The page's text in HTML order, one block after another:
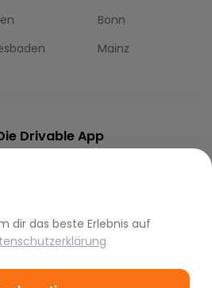
Bonn
Mainz
Drivable App
dir das beste Erlebnis auf